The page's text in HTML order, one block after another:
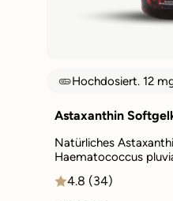
Hochdosiert. 12
Astaxanthin
Natürliches
Haematococcus
4.8 (34)